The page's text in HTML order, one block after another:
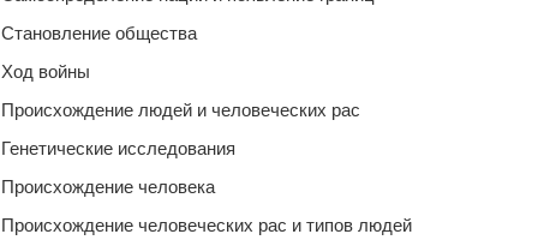
Становление общества
Ход войны
Происхождение людей и человеческих рас
Генетические исследования
Происхождение человека
Происхождение человеческих рас и типов людей